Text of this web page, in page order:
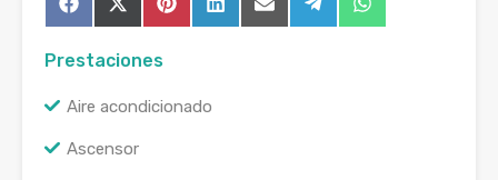
Compartir
en
FacebookCompartir
en
X
(Twitter)
Compartir
en
PinterestCompartir
en
LinkedInCompartir
en
Email Compartir
en
TelegramCompartir
en
WhatsApp
Prestaciones
Aire acondicionado
Ascensor